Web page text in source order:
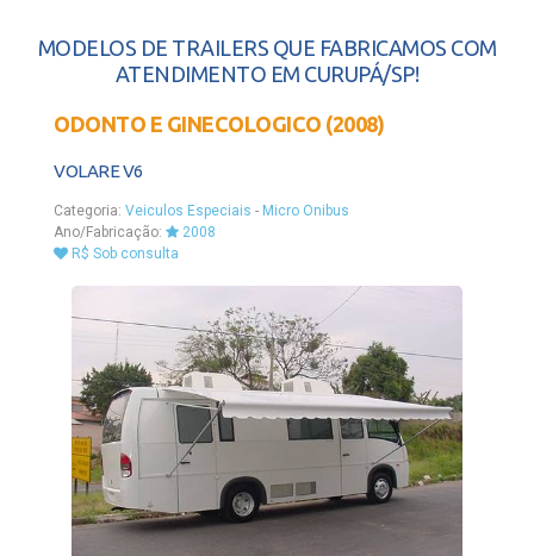
MODELOS DE TRAILERS QUE FABRICAMOS COM
ATENDIMENTO EM CURUPÁ/SP!
ODONTO E GINECOLOGICO (2008)
VOLARE V6
Categoria: Veiculos Especiais - Micro Onibus
Ano/Fabricação:
2008
R$ Sob consulta